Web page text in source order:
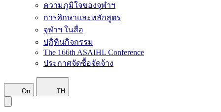
ความภูมิใจของจุฬาฯ
การศึกษาและหลักสูตร
จุฬาฯ ในสื่อ
ปฏิทินกิจกรรม
The 166th ASAIHL Conference
ประกาศจัดซื้อจัดจ้าง
On TH